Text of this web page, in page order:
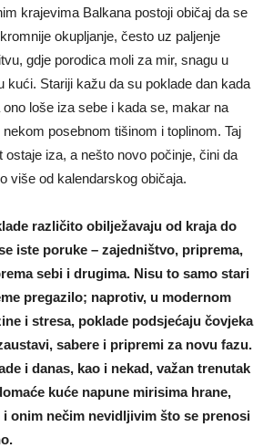
krajevima Balkana postoji običaj da se
okupljanje, često uz paljenje
gdje porodica moli za mir, snagu u
kući. Stariji kažu da su poklade dan kada
loše iza sebe i kada se, makar na
posebnom tišinom i toplinom. Taj
ostaje iza, a nešto novo počinje, čini da
više od kalendarskog običaja.
različito obilježavaju od kraja do
iste poruke – zajedništvo, priprema,
sebi i drugima. Nisu to samo stari
pregazilo; naprotiv, u modernom
i stresa, poklade podsjećaju čovjeka
sabere i pripremi za novu fazu.
i danas, kao i nekad, važan trenutak
kuće napune mirisima hrane,
onim nečim nevidljivim što se prenosi